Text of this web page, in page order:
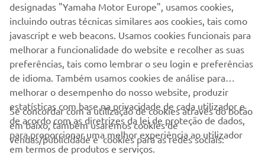
Referência: PGA Show website oficial
https://www.pgashow.com/
EMPRESA
designadas "Yamaha Motor Europe", usamos cookies,
incluindo outras técnicas similares aos cookies, tais como
javascript e web beacons. Usamos cookies funcionais para
melhorar a funcionalidade do website e recolher as suas
preferências, tais como lembrar o seu login e preferências
de idioma. Também usamos cookies de análise para
melhorar o desempenho do nosso website, produzir
estatísticas com base na privacidade de cada utilizador e
de acordo com as diretrizes da lei de proteção de dados,
para proporcionar uma melhor experiência ao utilizador
em termos de produtos e serviços.
Se concordar com a utilização de cookies através do botão
em baixo, também usaremos cookies de
vendas/publicidade e cookies para as redes sociais: